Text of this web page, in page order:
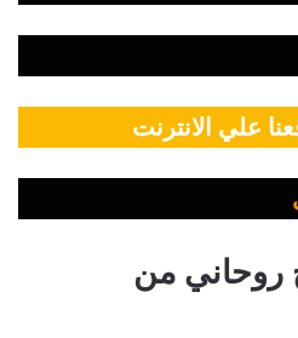
علي الانترنت
روحاني من